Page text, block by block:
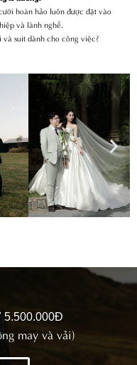
hoàn hảo luôn được đặt vào
và lành nghề.
suit dành cho công việc?
5.500.000Đ
may và vải)